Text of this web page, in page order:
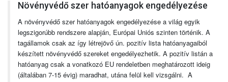
Növényvédő szer hatóanyagok engedélyezése
A növényvédő szer hatóanyagok engedélyezése a világ egyik
legszigorúbb rendszere alapján, Európai Uniós szinten történik. A
tagállamok csak az így létrejövő ún. pozitív lista hatóanyagaiból
készített növényvédő szereket engedélyezhetik. A pozitív listán a
hatóanyag csak a vonatkozó EU rendeletben meghatározott ideig
(általában 7-15 évig) maradhat, utána felül kell vizsgálni. A